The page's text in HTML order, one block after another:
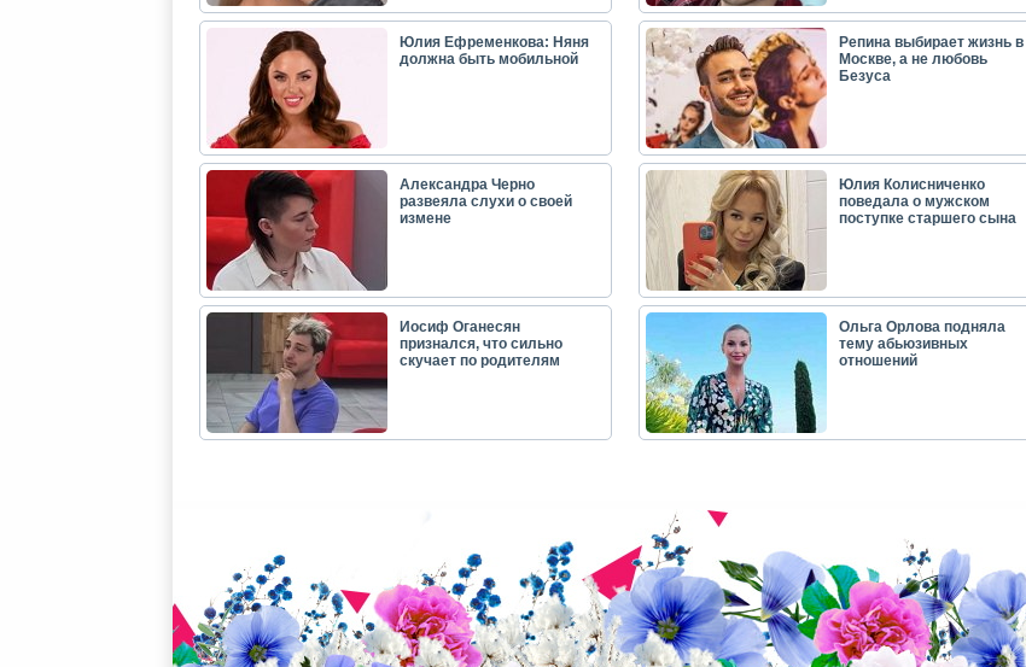
Юлия Ефременкова: Няня
должна быть мобильной
Репина выбирает жизнь в
Москве, а не любовь
Безуса
Александра Черно
развеяла слухи о своей
измене
Юлия Колисниченко
поведала о мужском
поступке старшего сына
Иосиф Оганесян
признался, что сильно
скучает по родителям
Ольга Орлова подняла
тему абьюзивных
отношений